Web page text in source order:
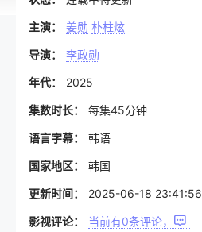
主演： 姜勋 朴柱炫
导演： 李政勋
年代： 2025
集数时长： 每集45分钟
语言字幕： 韩语
国家地区： 韩国
更新时间： 2025-06-18 23:41:56
影视评论： 当前有0条评论，